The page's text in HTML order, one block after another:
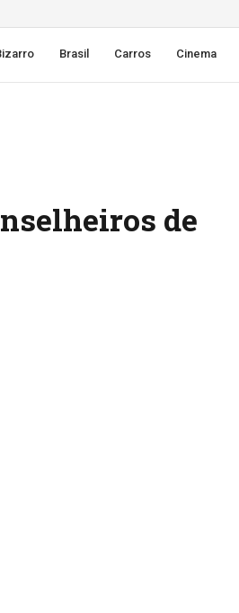
Brasil Carros Cinema
de